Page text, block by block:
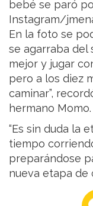
bebé se paró
Instagram/
En la foto se
se agarraba del
mejor y jugar
pero a los diez
caminar”,
hermano Momo.
“Es sin duda la
tiempo
preparándose
nueva etapa de